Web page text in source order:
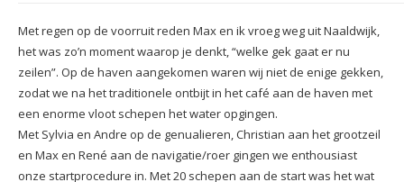
Met regen op de voorruit reden Max en ik vroeg weg uit Naaldwijk,
het was zo’n moment waarop je denkt, “welke gek gaat er nu
zeilen”. Op de haven aangekomen waren wij niet de enige gekken,
zodat we na het traditionele ontbijt in het café aan de haven met
een enorme vloot schepen het water opgingen.
Met Sylvia en Andre op de genualieren, Christian aan het grootzeil
en Max en René aan de navigatie/roer gingen we enthousiast
onze startprocedure in. Met 20 schepen aan de start was het wat